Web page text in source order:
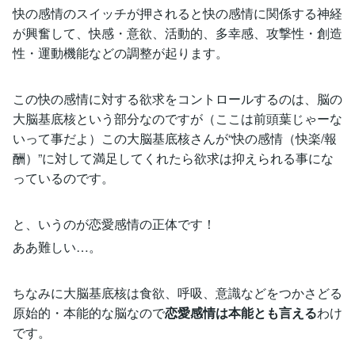
快の感情のスイッチが押されると快の感情に関係する神経
が興奮して、快感・意欲、活動的、多幸感、攻撃性・創造
性・運動機能などの調整が起ります。
この快の感情に対する欲求をコントロールするのは、脳の
大脳基底核という部分なのですが（ここは前頭葉じゃーな
いって事だよ）この大脳基底核さんが“快の感情（快楽/報
酬）”に対して満足してくれたら欲求は抑えられる事にな
っているのです。
と、いうのが恋愛感情の正体です！
ああ難しい…。
ちなみに大脳基底核は食欲、呼吸、意識などをつかさどる
原始的・本能的な脳なので恋愛感情は本能とも言えるわけ
です。